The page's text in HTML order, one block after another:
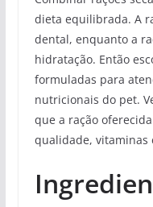
dieta equilibrada. A
dental, enquanto a
hidratação. Então
formuladas para
nutricionais do pet.
que a ração
qualidade, vitaminas